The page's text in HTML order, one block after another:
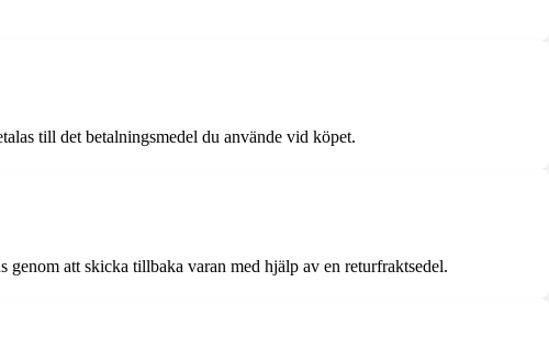
till det betalningsmedel du använde vid köpet.
att skicka tillbaka varan med hjälp av en returfraktsedel.